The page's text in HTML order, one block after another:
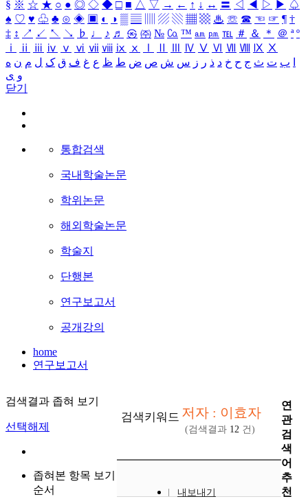
§ ※ ☆ ★ ○ ● ◎ ◇ ◆ □ ■ △ ▽ → ← ↑ ↓ ↔ 〓 ◁ ◀ ▷ ▶ ♤
♠ ♡ ♥ ♧ ♣ ⊙ ◈ ▣ ◐ ◑ ▒ ▤ ▨ ▧ ▦ ▩ ♨ ☏ ☎ ☜ ☞ ¶ †
‡ ↕ ↗ ↙ ↖ ↘ ♭ ♩ ♪ ♬ ㉿ ㈜ № ㏇ ™ ㏂ ㏘ ℡ ＃ ＆ ＊ ＠ ª º
ⅰ
ⅱ ⅲ ⅳ ⅴ ⅵ ⅶ ⅷ ⅸ ⅹ Ⅳ Ⅴ Ⅵ Ⅶ Ⅷ Ⅸ Ⅹ
ب ت ث ج ح خ د ذ ر ز س ش ص ض ط ظ ع غ ف ق ک ل م ن ه
و ی
닫기
통합검색
국내학술논문
학위논문
해외학술논문
학술지
단행본
연구보고서
공개강의
home
연구보고서
검색결과 좁혀 보기
선택해제
좁혀본 항목 보기
순서
검색키워드 저자 : 이효자
(검색결과 12 건)
내보내기
연
관
검
색
어
추
천